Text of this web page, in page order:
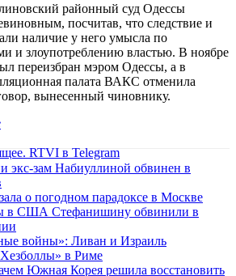
районный суд Одессы
посчитав, что следствие и
наличие у него умысла по
и злоупотреблению властью. В ноябре
переизбран мэром Одессы, а в
палата ВАКС отменила
вынесенный чиновнику.
RTVI в Telegram
экс-зам Набиуллиной обвинен в
о погодном парадоксе в Москве
в США Стефанишину обвинили в
войны»: Ливан и Израиль
в Риме
Южная Корея решила восстановить